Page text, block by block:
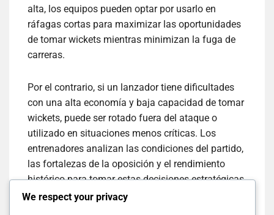
alta, los equipos pueden optar por usarlo en
ráfagas cortas para maximizar las oportunidades
de tomar wickets mientras minimizan la fuga de
carreras.
Por el contrario, si un lanzador tiene dificultades
con una alta economía y baja capacidad de tomar
wickets, puede ser rotado fuera del ataque o
utilizado en situaciones menos críticas. Los
entrenadores analizan las condiciones del partido,
las fortalezas de la oposición y el rendimiento
histórico para tomar estas decisiones estratégicas.
We respect your privacy